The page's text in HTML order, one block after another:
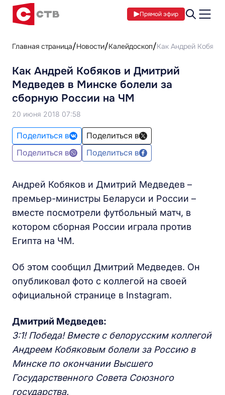
Прямой эфир
Главная страница Новости Калейдоскоп Как Андрей
Как Андрей Кобяков и Дмитрий
Медведев в Минске болели за
сборную России на ЧМ
20 июня 2018 07:58
Поделиться в
Поделиться в
Поделиться в
Поделиться в
Андрей Кобяков и Дмитрий Медведев –
премьер-министры Беларуси и России –
вместе посмотрели футбольный матч, в
котором сборная России играла против
Египта на ЧМ.
Об этом сообщил Дмитрий Медведев. Он
опубликовал фото с коллегой на своей
официальной странице в Instagram.
Дмитрий Медведев:
3:1! Победа! Вместе с белорусским коллегой
Андреем Кобяковым болели за Россию в
Минске по окончании Высшего
Государственного Совета Союзного
государства.